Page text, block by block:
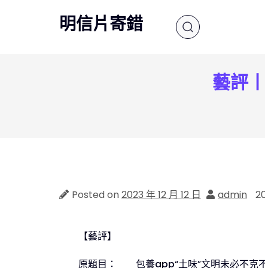
明信片寄錯
藝評
Posted on2023 年 12 月 12 日 admin
【藝評】
原題目： 包養app“土味”文明未必不克